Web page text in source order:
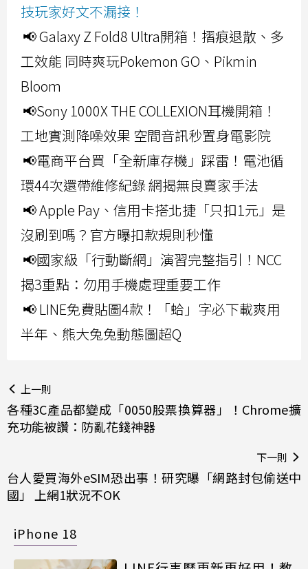
技玩家好文不漏接！
📢 Galaxy Z Fold8 Ultra開箱！摺痕退散、多
工效能 同時爽玩Pokemon GO、Pikmin
Bloom
📢Sony 1000X THE COLLEXION耳機開箱！
工地實測降噪效果 空間音訊秒置身電影院
📢電商平台買「全新庫存機」踩雷！電池循
環44次還帶維修紀錄 網揭無良賣家手法
📢 Apple Pay、信用卡搭北捷「只扣1元」是
沒刷到嗎？官方曝扣款規則秒懂
📢國家級「行動斷網」演習完整指引！NCC
揭3重點：勿用手機處理重要工作
📢 LINE免費貼圖4款！「蛤」字必下載爽用
半年、熊大兔兔動態圖超Q
上一則
各種3C產品都變成「0050股票換算器」！Chrome擴
充功能被讚：防亂花錢神器
下一則
台人愛買海外eSIM恐出事！研究曝「網路封包偷送中
國」 上網1狀況不OK
iPhone 18